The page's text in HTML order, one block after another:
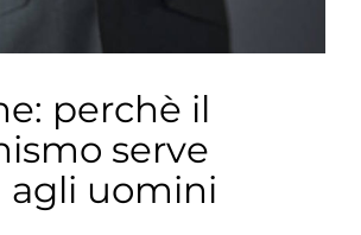
perchè il
serve
agli uomini